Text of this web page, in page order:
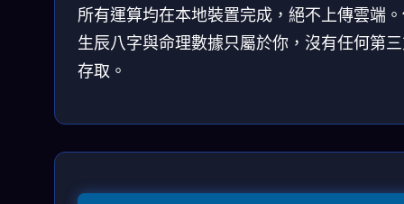
所有運算均在本地裝置完成，絕不上傳雲端
生辰八字與命理數據只屬於你，沒有任何第
存取。